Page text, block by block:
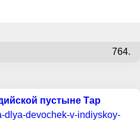
764.
пустыне Тар
dlya-devochek-v-indiyskoy-